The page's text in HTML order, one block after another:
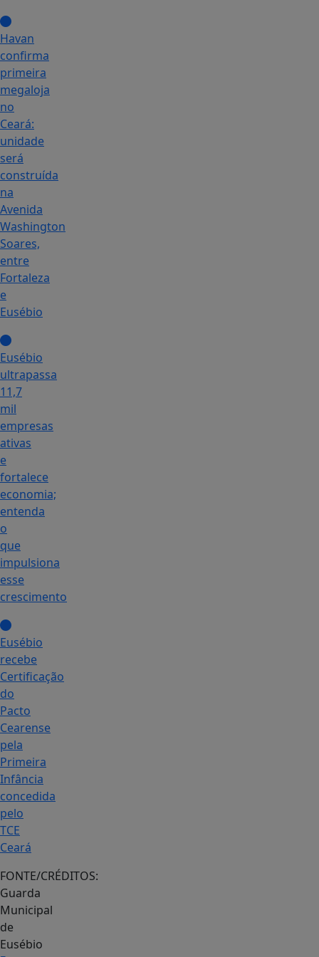
Havan
confirma
primeira
megaloja
no
Ceará:
unidade
será
construída
na
Avenida
Washington
Soares,
entre
Fortaleza
e
Eusébio
Eusébio
ultrapassa
11,7
mil
empresas
ativas
e
fortalece
economia;
entenda
o
que
impulsiona
esse
crescimento
Eusébio
recebe
Certificação
do
Pacto
Cearense
pela
Primeira
Infância
concedida
pelo
TCE
Ceará
FONTE/CRÉDITOS:
Guarda
Municipal
de
Eusébio